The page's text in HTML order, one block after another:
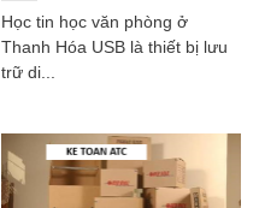
Học tin học văn phòng ở
Thanh Hóa USB là thiết bị lưu
trữ di...